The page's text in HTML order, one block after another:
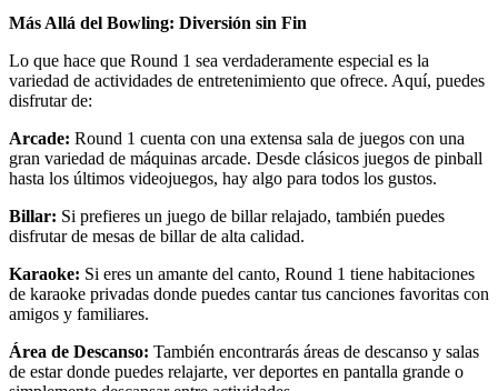
Más Allá del Bowling: Diversión sin Fin
Lo que hace que Round 1 sea verdaderamente especial es la
variedad de actividades de entretenimiento que ofrece. Aquí, puedes
disfrutar de:
Arcade: Round 1 cuenta con una extensa sala de juegos con una
gran variedad de máquinas arcade. Desde clásicos juegos de pinball
hasta los últimos videojuegos, hay algo para todos los gustos.
Billar: Si prefieres un juego de billar relajado, también puedes
disfrutar de mesas de billar de alta calidad.
Karaoke: Si eres un amante del canto, Round 1 tiene habitaciones
de karaoke privadas donde puedes cantar tus canciones favoritas con
amigos y familiares.
Área de Descanso: También encontrarás áreas de descanso y salas
de estar donde puedes relajarte, ver deportes en pantalla grande o